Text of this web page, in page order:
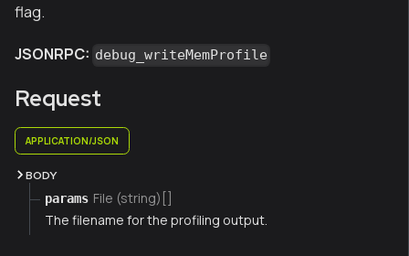
flag.
JSONRPC: debug_writeMemProfile
Request
APPLICATION/JSON
BODY
params File (string)[]
The filename for the profiling output.